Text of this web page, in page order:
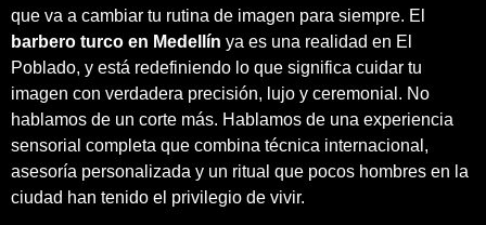
que va a cambiar tu rutina de imagen para siempre. El
barbero turco en Medellín ya es una realidad en El
Poblado, y está redefiniendo lo que significa cuidar tu
imagen con verdadera precisión, lujo y ceremonial. No
hablamos de un corte más. Hablamos de una experiencia
sensorial completa que combina técnica internacional,
asesoría personalizada y un ritual que pocos hombres en la
ciudad han tenido el privilegio de vivir.